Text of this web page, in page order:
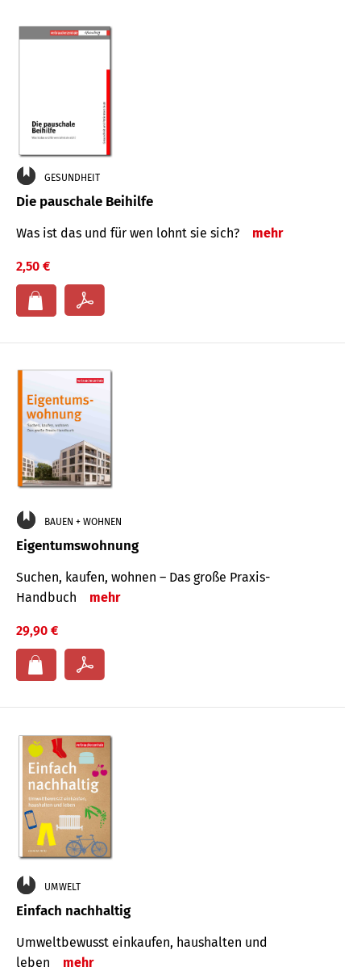
GESUNDHEIT
Die pauschale Beihilfe
Was ist das und für wen lohnt sie sich? mehr
2,50 €
BAUEN + WOHNEN
Eigentumswohnung
Suchen, kaufen, wohnen – Das große Praxis-
Handbuch
mehr
29,90 €
UMWELT
Einfach nachhaltig
Umweltbewusst einkaufen, haushalten und
leben
mehr